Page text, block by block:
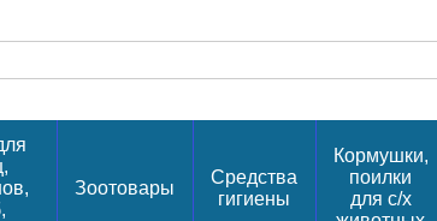
Зоотовары
Средства
гигиены
Кормушки,
поилки
для с/х